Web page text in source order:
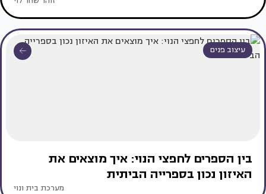
עיצוב פנים
בין הספרים לחפצי הנוי: איך מוצאים את
האיזון נכון בספרייה הביתית
מערכת בית ונוי